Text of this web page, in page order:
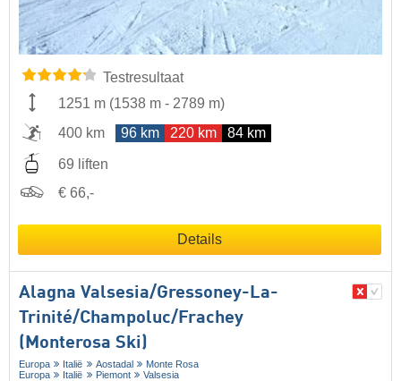
Testresultaat
1251 m (1538 m - 2789 m)
400 km
96 km 220 km 84 km
69 liften
€ 66,-
Details
Alagna Valsesia/​Gressoney-La-
Trinité/​Champoluc/​Frachey
(Monterosa Ski)
Europa Italië Aostadal
Monte Rosa
Europa
Italië Piemont Valsesia